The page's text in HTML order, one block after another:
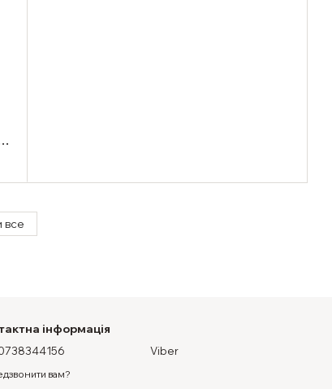
все
інформація
вам?
Viber